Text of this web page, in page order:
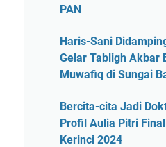
PAN
Haris-Sani
Gelar Tabligh Akbar
Muwafiq di Sungai
Bercita-cita Jadi
Profil Aulia Pitri
Kerinci 2024